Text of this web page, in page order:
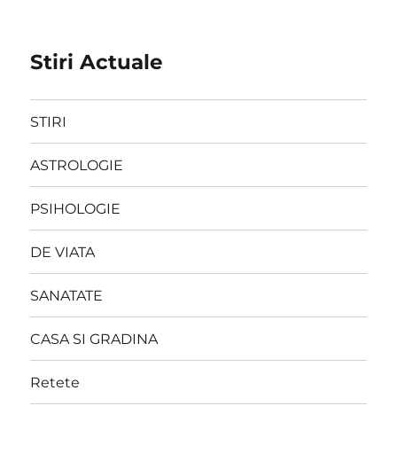
Stiri Actuale
STIRI
ASTROLOGIE
PSIHOLOGIE
DE VIATA
SANATATE
CASA SI GRADINA
Retete